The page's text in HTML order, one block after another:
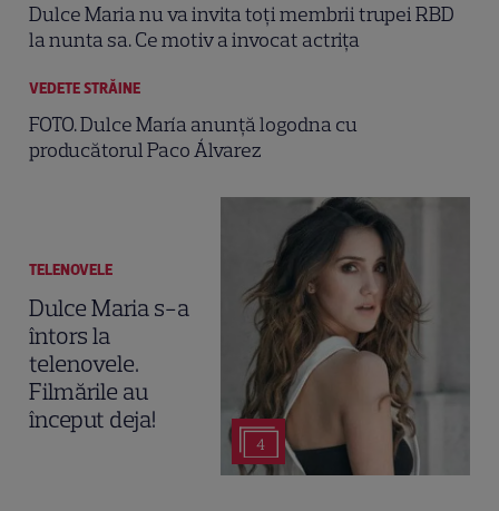
Dulce Maria nu va invita toți membrii trupei RBD
la nunta sa. Ce motiv a invocat actrița
VEDETE STRĂINE
FOTO. Dulce María anunţă logodna cu
producătorul Paco Álvarez
4
TELENOVELE
Dulce Maria s-a
întors la
telenovele.
Filmările au
început deja!